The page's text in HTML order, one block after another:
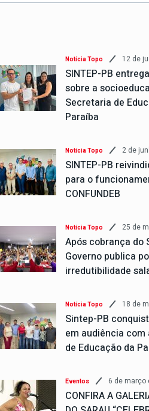
Notícia Topo 12 de
SINTEP-PB
sobre a
Secretaria de
Paraíba
Notícia Topo 2 de
SINTEP-PB
para o
CONFUNDEB
Notícia Topo 25 de
Após cobrança do
Governo publica
irredutibilidade
Notícia Topo 18 de
Sintep-PB
em audiência
de Educação da
Eventos 6 de março
CONFIRA A